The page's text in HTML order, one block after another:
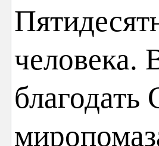
человека.
благодать